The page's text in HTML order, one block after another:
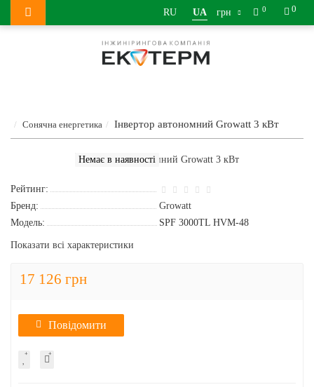
0
RU UA грн 0
Сонячна енергетика Інвертор автономний Growatt 3 кВт
Немає в наявності
Рейтинг:
Бренд:
Growatt
Модель:
SPF 3000TL HVM-48
Показати всі характеристики
17 126 грн
Повідомити